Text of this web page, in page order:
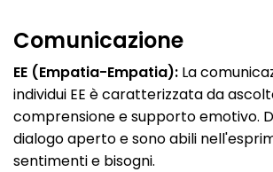
Comunicazione
EE (Empatia-Empatia): La
individui EE è caratterizzata da
comprensione e supporto emotivo.
dialogo aperto e sono abili
sentimenti e bisogni.